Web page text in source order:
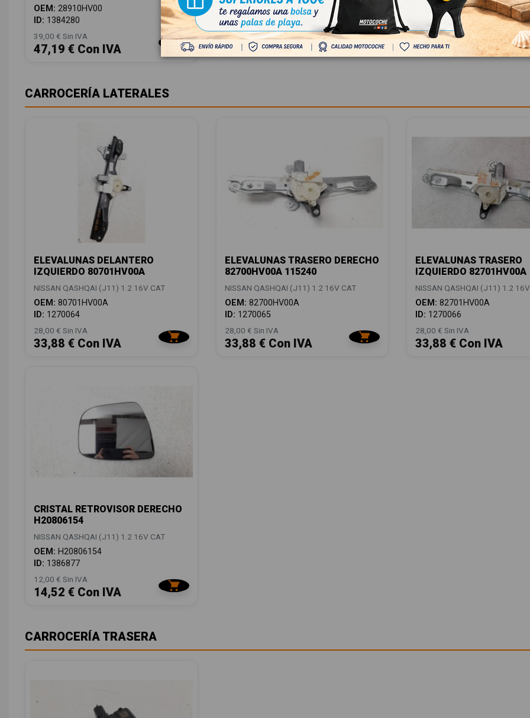
OEM: 28910HV00
ID: 1384280
39,00 € Sin IVA
47,19 € Con IVA
CARROCERÍA LATERALES
ELEVALUNAS DELANTERO
IZQUIERDO 80701HV00A
NISSAN QASHQAI (J11) 1.2 16V CAT
OEM: 80701HV00A
ID: 1270064
28,00 € Sin IVA
33,88 € Con IVA
ELEVALUNAS TRASERO DERECHO
82700HV00A 115240
NISSAN QASHQAI (J11) 1.2 16V CAT
OEM: 82700HV00A
ID: 1270065
28,00 € Sin IVA
33,88 € Con IVA
ELEVALUNAS TRASERO
IZQUIERDO 82701HV00A
NISSAN QASHQAI (J11) 1.2
OEM: 82701HV00A
ID: 1270066
28,00 € Sin IVA
33,88 € Con IVA
CRISTAL RETROVISOR DERECHO
H20806154
NISSAN QASHQAI (J11) 1.2 16V CAT
OEM: H20806154
ID: 1386877
12,00 € Sin IVA
14,52 € Con IVA
CARROCERÍA TRASERA